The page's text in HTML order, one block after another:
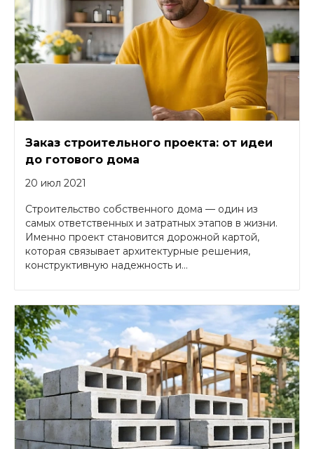
Заказ строительного проекта: от идеи
до готового дома
20 июл 2021
Строительство собственного дома — один из
самых ответственных и затратных этапов в жизни.
Именно проект становится дорожной картой,
которая связывает архитектурные решения,
конструктивную надежность и...